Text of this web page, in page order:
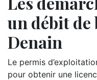
un débit de
Denain
Le permis
pour obtenir une